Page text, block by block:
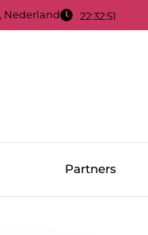
Nederland 22:32:51
Partners